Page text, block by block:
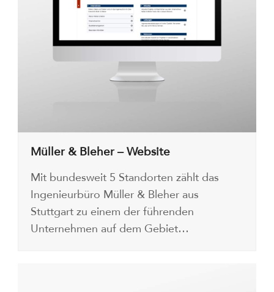
Müller & Bleher – Website
Mit bundesweit 5 Standorten zählt das
Ingenieurbüro Müller & Bleher aus
Stuttgart zu einem der führenden
Unternehmen auf dem Gebiet…